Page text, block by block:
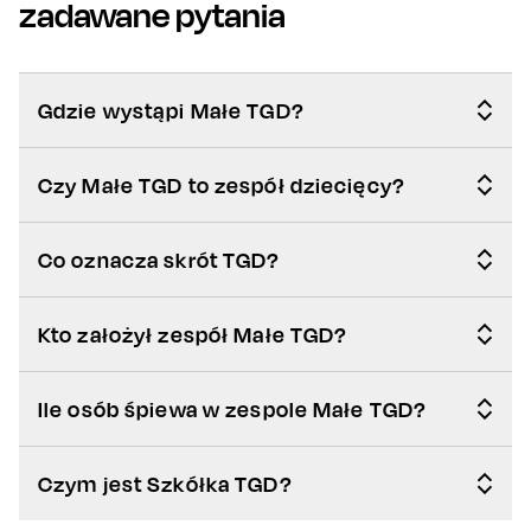
scenie hali COS Torwar w Warszawie pojawią się animacje dla
grupie nie towarzyszyły.
Wydarzenie to nie tylko muzyka, ale pełna radości i rodzinnej
zabawy uczta – porywające piosenki, taneczne aranżacje oraz
dorosłych, tworzą klimat, w którym każdy może poczuć się
zadawane pytania
Gdzie wystąpi Małe TGD?
Czy Małe TGD to zespół dziecięcy?
Co oznacza skrót TGD?
Kto założył zespół Małe TGD?
Ile osób śpiewa w zespole Małe TGD?
Czym jest Szkółka TGD?